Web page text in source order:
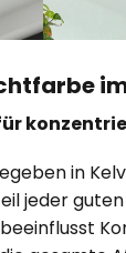
in
jeder